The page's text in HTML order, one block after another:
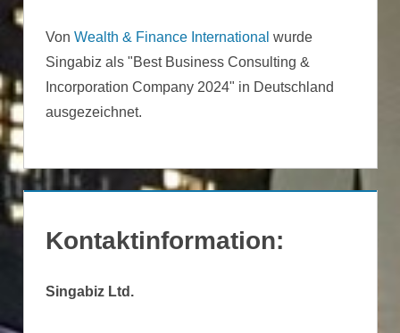
Von Wealth & Finance International wurde
Singabiz als "Best Business Consulting &
Incorporation Company 2024" in Deutschland
ausgezeichnet.
Kontaktinformation:
Singabiz Ltd.